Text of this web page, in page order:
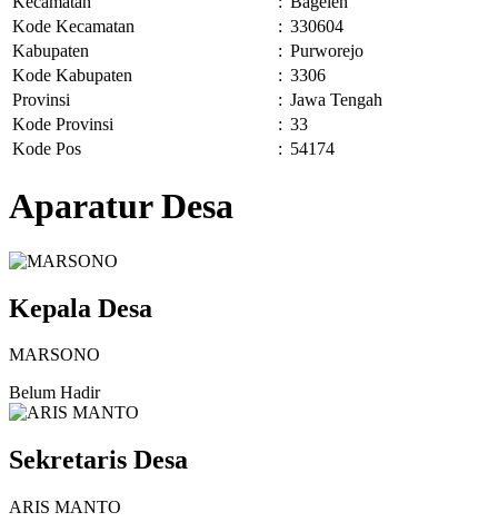
Kode Kecamatan
: 330604
Kabupaten
: Purworejo
Kode Kabupaten
: 3306
Provinsi
: Jawa Tengah
Kode Provinsi
: 33
Kode Pos
: 54174
Aparatur Desa
Kepala Desa
MARSONO
Belum Hadir
Sekretaris Desa
ARIS MANTO